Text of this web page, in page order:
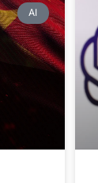
AI